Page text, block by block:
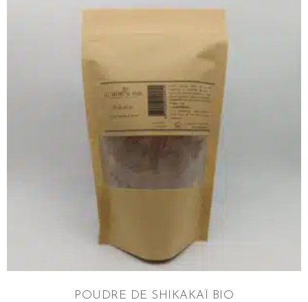
POUDRE DE SHIKAKAÏ BIO